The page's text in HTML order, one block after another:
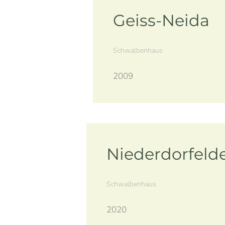
Geiss-Neida
Schwalbenhaus
2009
Schwalbenhaus
2020